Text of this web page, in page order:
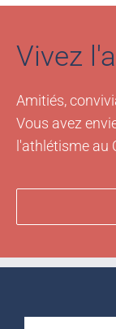
Vivez
Amitiés,
Vous avez
l'athlétisme au